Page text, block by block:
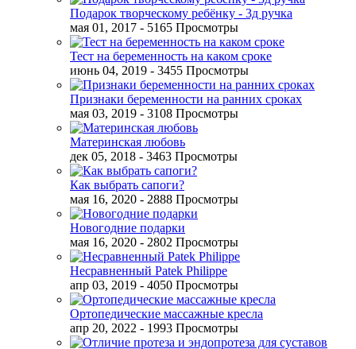
Подарок творческому ребёнку - 3д ручка
мая 01, 2017 - 5165 Просмотры
Тест на беременность на каком сроке
июнь 04, 2019 - 3455 Просмотры
Признаки беременности на ранних сроках
мая 03, 2019 - 3108 Просмотры
Материнская любовь
дек 05, 2018 - 3463 Просмотры
Как выбрать сапоги?
мая 16, 2020 - 2888 Просмотры
Новогодние подарки
мая 16, 2020 - 2802 Просмотры
Несравненный Patek Philippe
апр 03, 2019 - 4050 Просмотры
Ортопедические массажные кресла
апр 20, 2022 - 1993 Просмотры